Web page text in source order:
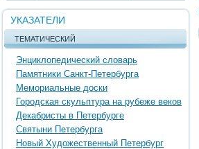
УКАЗАТЕЛИ
ТЕМАТИЧЕСКИЙ
Энциклопедический словарь
Памятники Санкт-Петербурга
Мемориальные доски
Городская скульптура на рубеже веков
Декабристы в Петербурге
Святыни Петербурга
Новый Художественный Петербург